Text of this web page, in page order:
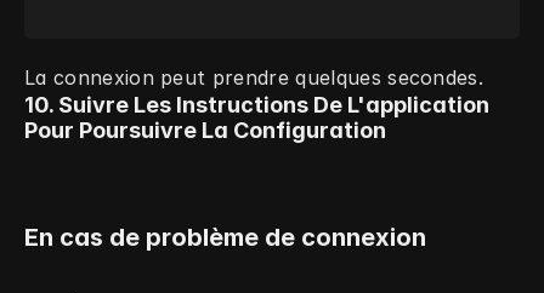
La connexion peut prendre quelques secondes.
10. Suivre Les Instructions De L'application
Pour Poursuivre La Configuration
En cas de problème de connexion